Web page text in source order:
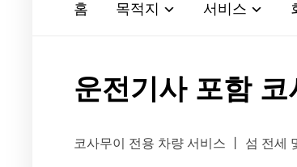
홈 목적지 서비스
운전기사 포함
코사무이 전용 차량 서비스 丨 섬 전세